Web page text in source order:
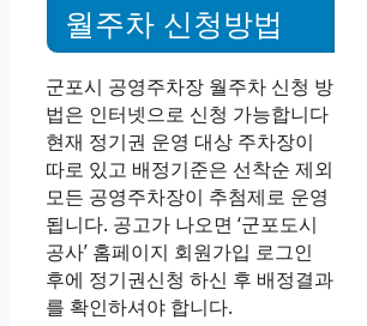
월주차 신청방법
군포시 공영주차장 월주차 신청 방
법은 인터넷으로 신청 가능합니다
현재 정기권 운영 대상 주차장이
따로 있고 배정기준은 선착순 제외
모든 공영주차장이 추첨제로 운영
됩니다. 공고가 나오면 ‘군포도시
공사’ 홈페이지 회원가입 로그인
후에 정기권신청 하신 후 배정결과
를 확인하셔야 합니다.